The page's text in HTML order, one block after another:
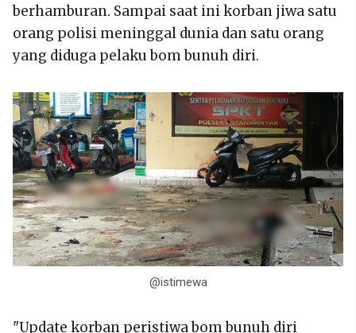
berhamburan. Sampai saat ini korban jiwa satu
orang polisi meninggal dunia dan satu orang
yang diduga pelaku bom bunuh diri.
@istimewa
"Update korban peristiwa bom bunuh diri